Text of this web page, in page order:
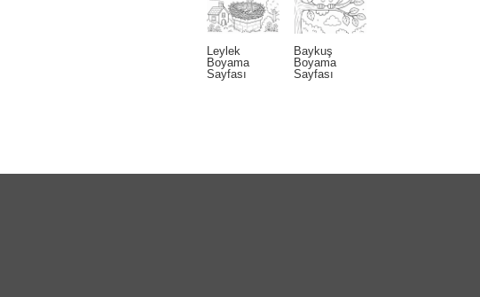
Leylek
Boyama
Sayfası
Baykuş
Boyama
Sayfası